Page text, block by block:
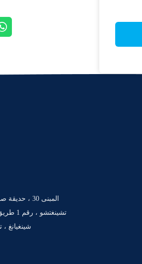
المبنى 30 ،
شينغيانغ